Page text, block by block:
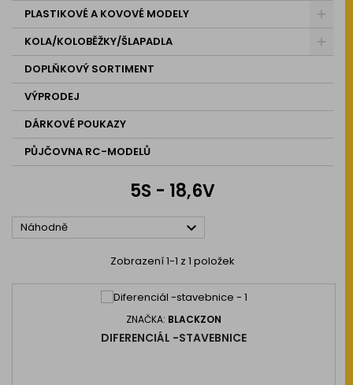
PLASTIKOVÉ A KOVOVÉ MODELY
KOLA/KOLOBĚŽKY/ŠLAPADLA
DOPLŇKOVÝ SORTIMENT
VÝPRODEJ
DÁRKOVÉ POUKAZY
PŮJČOVNA RC-MODELŮ
5S - 18,6V
Náhodně 
Zobrazení 1-1 z 1 položek
ZNAČKA: BLACKZON
DIFERENCIÁL -STAVEBNICE